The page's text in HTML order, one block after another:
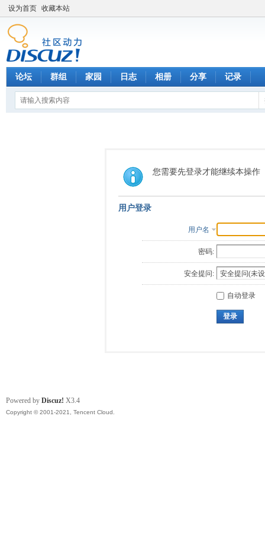
设为首页 收藏本站
论坛 群组 家园 日志 相册 分享 记录
您需要先登录才能继续本操作
用户登录
用户名
密码:
安全提问:
自动登录
登录
Powered by Discuz! X3.4
Copyright © 2001-2021, Tencent Cloud.